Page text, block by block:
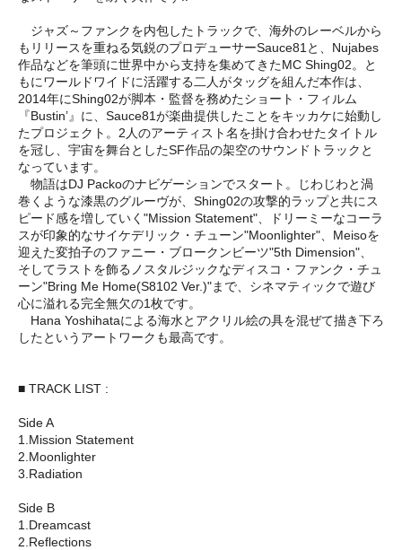
ジャズ～ファンクを内包したトラックで、海外のレーベルから
もリリースを重ねる気鋭のプロデューサーSauce81と、Nujabes
作品などを筆頭に世界中から支持を集めてきたMC Shing02。と
もにワールドワイドに活躍する二人がタッグを組んだ本作は、
2014年にShing02が脚本・監督を務めたショート・フィルム
『Bustin’』に、Sauce81が楽曲提供したことをキッカケに始動し
たプロジェクト。2人のアーティスト名を掛け合わせたタイトル
を冠し、宇宙を舞台としたSF作品の架空のサウンドトラックと
なっています。
物語はDJ Packoのナビゲーションでスタート。じわじわと渦
巻くような漆黒のグルーヴが、Shing02の攻撃的ラップと共にス
ピード感を増していく"Mission Statement"、ドリーミーなコーラ
スが印象的なサイケデリック・チューン"Moonlighter"、Meisoを
迎えた変拍子のファニー・ブロークンビーツ"5th Dimension"、
そしてラストを飾るノスタルジックなディスコ・ファンク・チュ
ーン"Bring Me Home(S8102 Ver.)"まで、シネマティックで遊び
心に溢れる完全無欠の1枚です。
Hana Yoshihataによる海水とアクリル絵の具を混ぜて描き下ろ
したというアートワークも最高です。
■ TRACK LIST :
Side A
1.Mission Statement
2.Moonlighter
3.Radiation
Side B
1.Dreamcast
2.Reflections